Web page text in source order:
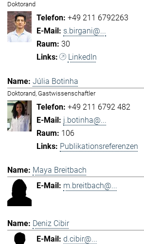
Doktorand
+49 211 6792263
s.birgani@...
30
LinkedIn
Júlia Botinha
Doktorand, Gastwissenschaftler
+49 211 6792 482
j.botinha@...
106
Publikationsreferenzen
Maya Breitbach
m.breitbach@...
Deniz Cibir
d.cibir@...